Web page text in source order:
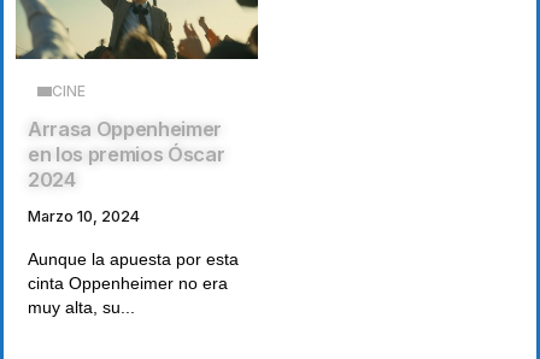
CINE
Arrasa Oppenheimer
en los premios Óscar
2024
Marzo 10, 2024
Aunque la apuesta por esta
cinta Oppenheimer no era
muy alta, su...